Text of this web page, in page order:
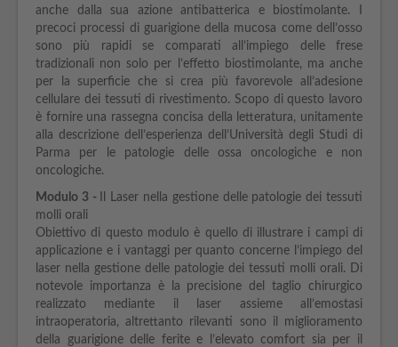
anche dalla sua azione antibatterica e biostimolante. I
precoci processi di guarigione della mucosa come dell’osso
sono più rapidi se comparati all’impiego delle frese
tradizionali non solo per l’effetto biostimolante, ma anche
per la superficie che si crea più favorevole all’adesione
cellulare dei tessuti di rivestimento. Scopo di questo lavoro
è fornire una rassegna concisa della letteratura, unitamente
alla descrizione dell’esperienza dell’Università degli Studi di
Parma per le patologie delle ossa oncologiche e non
oncologiche.
Modulo 3 -
Il Laser nella gestione delle patologie dei tessuti
molli orali
Obiettivo di questo modulo è quello di illustrare i campi di
applicazione e i vantaggi per quanto concerne l’impiego del
laser nella gestione delle patologie dei tessuti molli orali. Di
notevole importanza è la precisione del taglio chirurgico
realizzato mediante il laser assieme all’emostasi
intraoperatoria, altrettanto rilevanti sono il miglioramento
della guarigione delle ferite e l’elevato comfort sia per il